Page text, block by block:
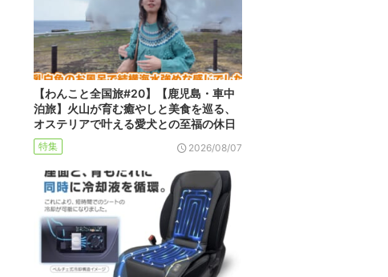
【わんこと全国旅#20】【鹿児島・車中
泊旅】火山が育む癒やしと美食を巡る、
オステリアで叶える愛犬との至福の休日
特集 2026/08/07